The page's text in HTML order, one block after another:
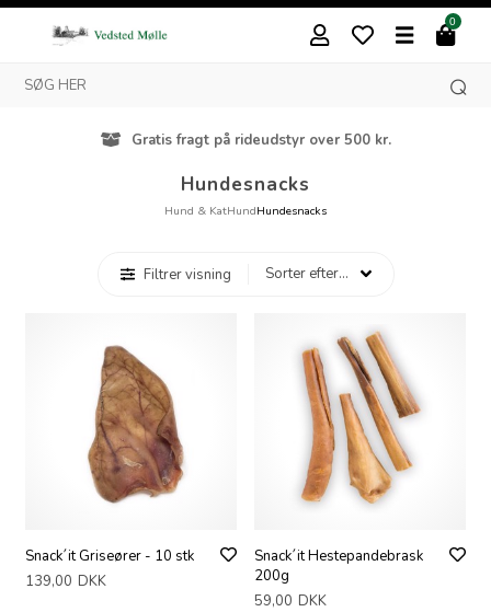
0
Gratis fragt på rideudstyr over 500 kr.
Hundesnacks
Hund & KatHundHundesnacks
Filtrer visning
Snack´it Griseører - 10 stk
139,00 DKK
Snack´it Hestepandebrask
200g
59,00 DKK